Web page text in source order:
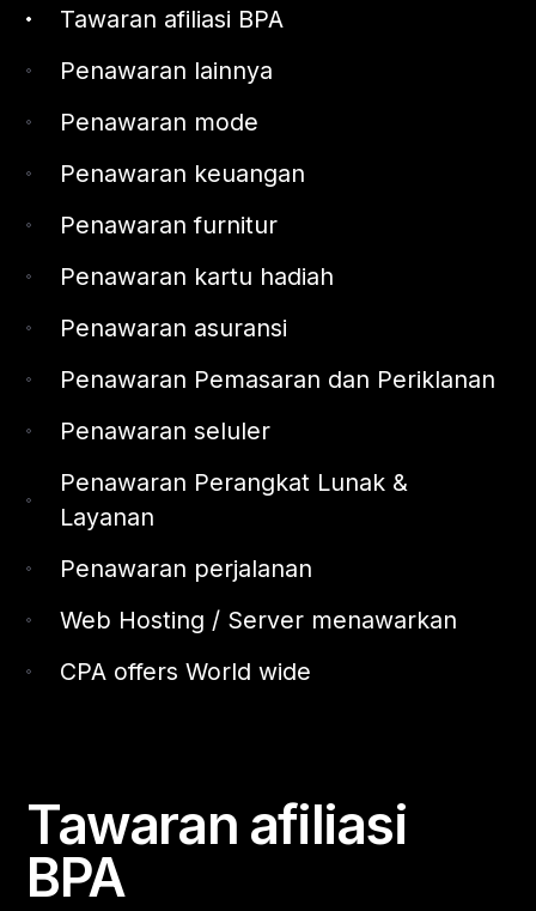
Tawaran afiliasi BPA
Penawaran lainnya
Penawaran mode
Penawaran keuangan
Penawaran furnitur
Penawaran kartu hadiah
Penawaran asuransi
Penawaran Pemasaran dan Periklanan
Penawaran seluler
Penawaran Perangkat Lunak &
Layanan
Penawaran perjalanan
Web Hosting / Server menawarkan
CPA offers World wide
Tawaran afiliasi
BPA